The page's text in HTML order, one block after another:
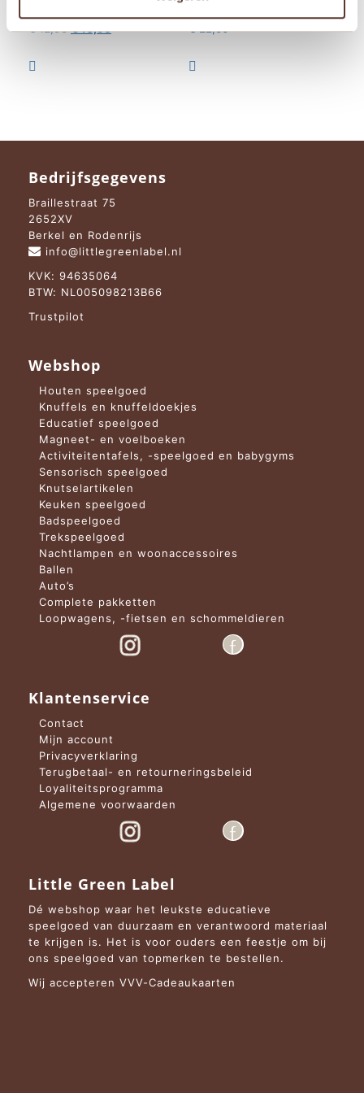
€12,95Oorspronkelijke
€10,95Huidige

Okergeel
€22,50

Bedrijfsgegevens
Braillestraat 75
2652XV
Berkel en Rodenrijs
info@littlegreenlabel.nl
KVK: 94635064
BTW: NL005098213B66
Trustpilot
Webshop
Houten speelgoed
Knuffels en knuffeldoekjes
Educatief speelgoed
Magneet- en voelboeken
Activiteitentafels, -speelgoed en babygyms
Sensorisch speelgoed
Knutselartikelen
Keuken speelgoed
Badspeelgoed
Trekspeelgoed
Nachtlampen en woonaccessoires
Ballen
Auto’s
Complete pakketten
Loopwagens, -fietsen en schommeldieren
Klantenservice
Contact
Mijn account
Privacyverklaring
Terugbetaal- en retourneringsbeleid
Loyaliteitsprogramma
Algemene voorwaarden
Little Green Label
Dé webshop waar het leukste educatieve
speelgoed van duurzaam en verantwoord materiaal
te krijgen is. Het is voor ouders een feestje om bij
ons speelgoed van topmerken te bestellen.
Wij accepteren VVV-Cadeaukaarten